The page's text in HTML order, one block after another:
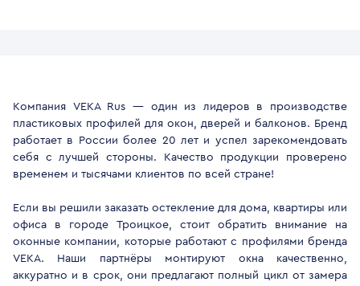
Компания VEKA Rus — один из лидеров в производстве
пластиковых профилей для окон, дверей и балконов. Бренд
работает в России более 20 лет и успел зарекомендовать
себя с лучшей стороны. Качество продукции проверено
временем и тысячами клиентов по всей стране!
Если вы решили заказать остекление для дома, квартиры или
офиса в городе Троицкое, стоит обратить внимание на
оконные компании, которые работают с профилями бренда
VEKA. Наши партнёры монтируют окна качественно,
аккуратно и в срок, они предлагают полный цикл от замера